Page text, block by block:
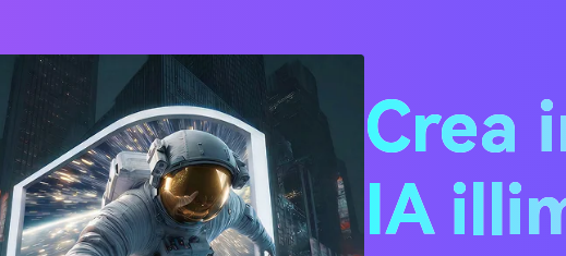
L'indaco offre un contrasto naturale: è abbastanza scuro da definire il
gerarchia, ma mantiene una sottile sfumatura viola che risulta più
semplice blu navy.
Inoltre, è estremamente versatile su diversi media. Nell’interfaccia
supporta testi bianchi ben leggibili e una visualizzazione dati pulita;
come inchiostro ricco e si abbina magnificamente a tonalità di carta
Soprattutto, l’indaco si abbina sia ad accenti freddi sia caldi—menta,
Crea
IA